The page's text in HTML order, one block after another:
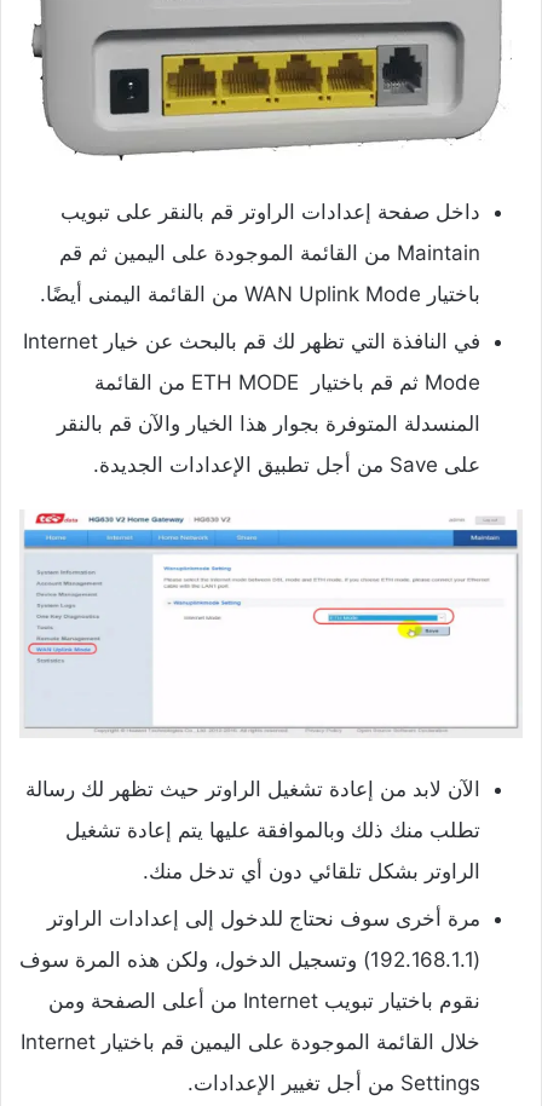
داخل صفحة إعدادات الراوتر قم بالنقر على تبويب
Maintain من القائمة الموجودة على اليمين ثم قم
باختيار WAN Uplink Mode من القائمة اليمنى أيضًا.
في النافذة التي تظهر لك قم بالبحث عن خيار Internet
Mode ثم قم باختيار ETH MODE من القائمة
المنسدلة المتوفرة بجوار هذا الخيار والآن قم بالنقر
على Save من أجل تطبيق الإعدادات الجديدة.
الآن لابد من إعادة تشغيل الراوتر حيث تظهر لك رسالة
تطلب منك ذلك وبالموافقة عليها يتم إعادة تشغيل
الراوتر بشكل تلقائي دون أي تدخل منك.
مرة أخرى سوف نحتاج للدخول إلى إعدادات الراوتر
(192.168.1.1) وتسجيل الدخول، ولكن هذه المرة سوف
نقوم باختيار تبويب Internet من أعلى الصفحة ومن
خلال القائمة الموجودة على اليمين قم باختيار Internet
Settings من أجل تغيير الإعدادات.